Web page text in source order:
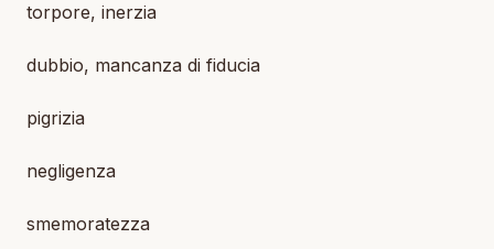
torpore, inerzia
dubbio, mancanza di fiducia
pigrizia
negligenza
smemoratezza